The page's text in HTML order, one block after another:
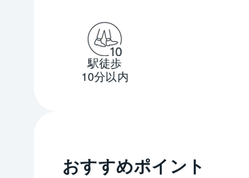
駅徒歩
10分以内
おすすめポイント